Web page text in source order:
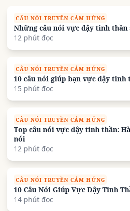
CÂU NÓI TRUYỀN CẢM HỨNG
Những câu nói vực dậy tinh thần
12 phút đọc
CÂU NÓI TRUYỀN CẢM HỨNG
10 câu nói giúp bạn vực dậy tinh
15 phút đọc
CÂU NÓI TRUYỀN CẢM HỨNG
Top câu nói vực dậy tinh thần:
nói
12 phút đọc
CÂU NÓI TRUYỀN CẢM HỨNG
10 Câu Nói Giúp Vực Dậy Tinh
14 phút đọc